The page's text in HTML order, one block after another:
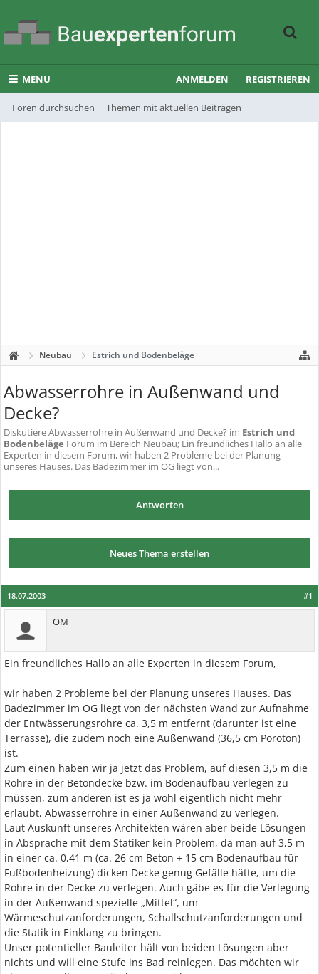
MENU
Foren durchsuchen Themen mit aktuellen Beiträgen
ANMELDEN REGISTRIEREN
Neubau Estrich und Bodenbeläge
Abwasserrohre in Außenwand und
Decke?
DiskutiereAbwasserrohre in Außenwand und Decke? im Estrich und
Bodenbeläge Forum im Bereich Neubau; Ein freundliches Hallo an alle
Experten in diesem Forum, wir haben 2 Probleme bei der Planung
unseres Hauses. Das Badezimmer im OG liegt von...
Antworten
Neues Thema erstellen
#1
18.07.2003
OM
Ein freundliches Hallo an alle Experten in diesem Forum,
wir haben 2 Probleme bei der Planung unseres Hauses. Das
Badezimmer im OG liegt von der nächsten Wand zur Aufnahme
der Entwässerungsrohre ca. 3,5 m entfernt (darunter ist eine
Terrasse), die zudem noch eine Außenwand (36,5 cm Poroton)
ist.
Zum einen haben wir ja jetzt das Problem, auf diesen 3,5 m die
Rohre in der Betondecke bzw. im Bodenaufbau verlegen zu
müssen, zum anderen ist es ja wohl eigentlich nicht mehr
erlaubt, Abwasserrohre in einer Außenwand zu verlegen.
Laut Auskunft unseres Architekten wären aber beide Lösungen
in Absprache mit dem Statiker kein Problem, da man auf 3,5 m
in einer ca. 0,41 m (ca. 26 cm Beton + 15 cm Bodenaufbau für
Fußbodenheizung) dicken Decke genug Gefälle hätte, um die
Rohre in der Decke zu verlegen. Auch gäbe es für die Verlegung
in der Außenwand spezielle „Mittel“, um
Wärmeschutzanforderungen, Schallschutzanforderungen und
die Statik in Einklang zu bringen.
Unser potentieller Bauleiter hält von beiden Lösungen aber
nichts und will eine Stufe ins Bad reinlegen. Das möchten wir